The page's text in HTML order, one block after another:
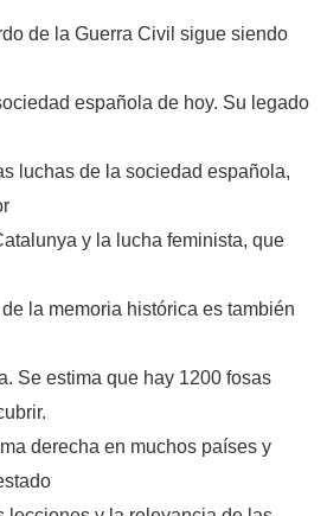
de la Guerra Civil sigue siendo
española de hoy. Su legado
luchas de la sociedad española,
y la lucha feminista, que
la memoria histórica es también
Se estima que hay 1200 fosas
derecha en muchos países y